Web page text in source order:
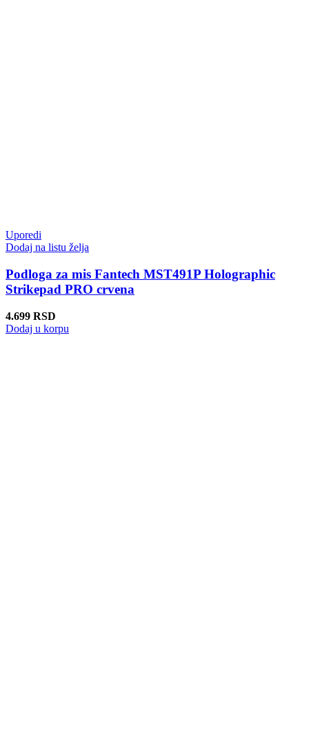
Uporedi
Dodaj na listu želja
Podloga za mis Fantech MST491P Holographic
Strikepad PRO crvena
4.699 RSD
Dodaj u korpu